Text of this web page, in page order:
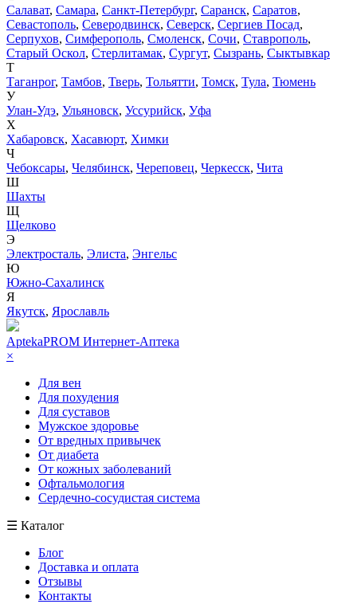
Салават, Самара, Санкт-Петербург, Саранск, Саратов,
Севастополь, Северодвинск, Северск, Сергиев Посад,
Серпухов, Симферополь, Смоленск, Сочи, Ставрополь,
Старый Оскол, Стерлитамак, Сургут, Сызрань, Сыктывкар
Т
Таганрог, Тамбов, Тверь, Тольятти, Томск, Тула, Тюмень
У
Улан-Удэ, Ульяновск, Уссурийск, Уфа
Х
Хабаровск, Хасавюрт, Химки
Ч
Чебоксары, Челябинск, Череповец, Черкесск, Чита
Ш
Шахты
Щ
Щелково
Э
Электросталь, Элиста, Энгельс
Ю
Южно-Сахалинск
Я
Якутск, Ярославль
AptekaPROM Интернет-Аптека
×
Для вен
Для похудения
Для суставов
Мужское здоровье
От вредных привычек
От диабета
От кожных заболеваний
Офтальмология
Сердечно-сосудистая система
☰ Каталог
Блог
Доставка и оплата
Отзывы
Контакты